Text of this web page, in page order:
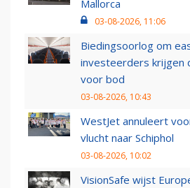
Mallorca
03-08-2026, 11:06
Biedingsoorlog om
investeerders krijgen
voor bod
03-08-2026, 10:43
WestJet annuleert
vlucht naar Schiphol
03-08-2026, 10:02
VisionSafe wijst